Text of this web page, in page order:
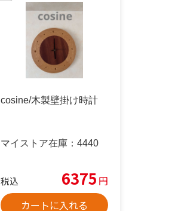
cosine/木製壁掛け時計
マイストア在庫： 4440
税込 6375 円
カートに入れる